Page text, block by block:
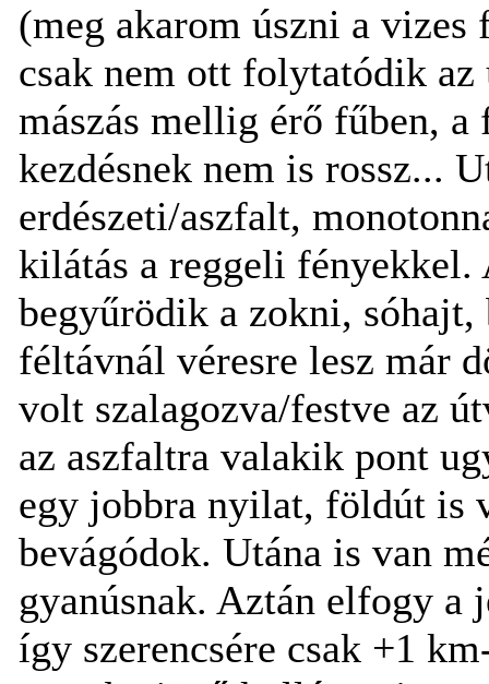
(meg akarom úszni a
csak nem ott folytatódik az
mászás mellig érő fűben,
kezdésnek nem is rossz...
erdészeti/aszfalt,
kilátás a reggeli
begyűrödik a zokni,
féltávnál véresre lesz már
volt szalagozva/festve az
az aszfaltra valakik pont
egy jobbra nyilat, földút is
bevágódok. Utána is van
gyanúsnak. Aztán elfogy a
így szerencsére csak +1